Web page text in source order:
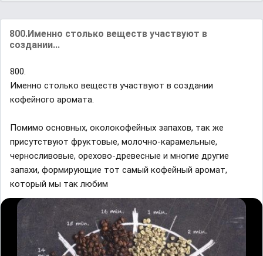
800.Именно столько веществ участвуют в
создании...
800.
Именно столько веществ участвуют в создании
кофейного аромата.
Помимо основных, околокофейных запахов, так же
присутствуют фруктовые, молочно-карамельные,
черносливовые, орехово-древесные и многие другие
запахи, формирующие тот самый кофейный аромат,
который мы так любим